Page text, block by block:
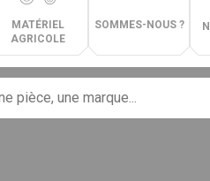
MATÉRIEL
AGRICOLE
SOMMES-NOUS ?